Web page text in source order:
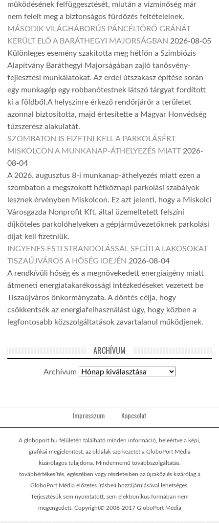
működésének felfüggesztését, miután a vízminőség már
nem felelt meg a biztonságos fürdőzés feltételeinek.
MÁSODIK VILÁGHÁBORÚS PÁNCÉLTÖRŐ GRÁNÁT
KERÜLT ELŐ A BARÁTHEGYI MAJORSÁGBAN 2026-08-05
Különleges esemény szakította meg hétfőn a Szimbiózis
Alapítvány Baráthegyi Majorságában zajló tanösvény-
fejlesztési munkálatokat. Az erdei útszakasz építése során
egy munkagép egy robbanótestnek látszó tárgyat fordított
ki a földből.A helyszínre érkező rendőrjárőr a területet
azonnal biztosította, majd értesítette a Magyar Honvédség
tűzszerész alakulatát.
SZOMBATON IS FIZETNI KELL A PARKOLÁSÉRT
MISKOLCON A MUNKANAP-ÁTHELYEZÉS MIATT 2026-
08-04
A 2026. augusztus 8-i munkanap-áthelyezés miatt ezen a
szombaton a megszokott hétköznapi parkolási szabályok
lesznek érvényben Miskolcon. Ez azt jelenti, hogy a Miskolci
Városgazda Nonprofit Kft. által üzemeltetett felszíni
díjköteles parkolóhelyeken a gépjárművezetőknek parkolási
díjat kell fizetniük.
INGYENES ESTI STRANDOLÁSSAL SEGÍTI A LAKOSOKAT
TISZAÚJVÁROS A HŐSÉG IDEJÉN 2026-08-04
A rendkívüli hőség és a megnövekedett energiaigény miatt
átmeneti energiatakarékossági intézkedéseket vezetett be
Tiszaújváros önkormányzata. A döntés célja, hogy
csökkentsék az energiafelhasználást úgy, hogy közben a
legfontosabb közszolgáltatások zavartalanul működjenek.
ARCHÍVUM
Archívum
Impresszum Kapcsolat
A globoport.hu felületén található minden információ, beleértve a képi,
grafikai megjelenítést, az oldalak szerkezetét a GloboPort Média
kizárólagos tulajdona. Mindennemű továbbszolgáltatás,
továbbértékesítés, egészében vagy részleteiben az újraközlés kizárólag a
GloboPort Média előzetes írásbeli hozzájárulásával lehetséges.
Terjesztésük sem nyomtatott, sem elektronikus formában nem
megengedett. Copyright© 2008-2017 GloboPort Média